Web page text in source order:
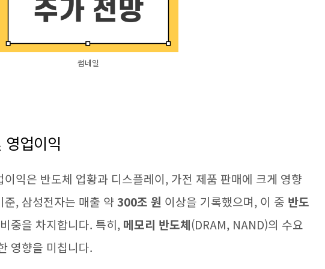
썸네일
업이익
익은 반도체 업황과 디스플레이, 가전 제품 판매에 크게 영향
, 삼성전자는 매출 약 300조 원 이상을 기록했으며, 이 중 반도
중을 차지합니다. 특히, 메모리 반도체(DRAM, NAND)의 수요
영향을 미칩니다.